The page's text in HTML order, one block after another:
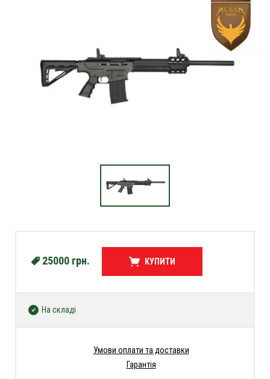
25000 грн. КУПИТИ
На складі
Умови оплати та доставки
Гарантія